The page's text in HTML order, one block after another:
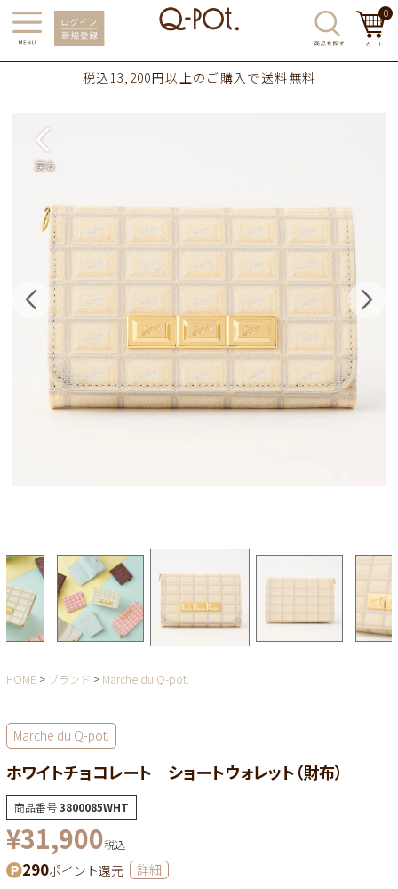
0
税込13,200円以上のご購入で送料無料
HOME ブランド Marche du Q-pot.
Marche du Q-pot.
ホワイトチョコレート ショートウォレット（財布）
商品番号3800085WHT
¥31,900税込
290ポイント還元 詳細